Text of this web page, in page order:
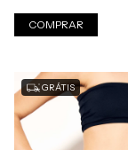
COMPRAR
GRÁTIS